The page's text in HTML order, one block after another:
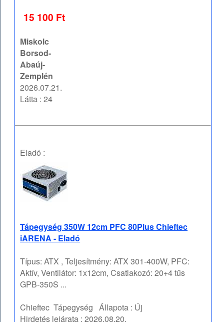
15 100 Ft
Miskolc
Borsod-
Abaúj-
Zemplén
2026.07.21.
Látta : 24
Eladó :
Tápegység 350W 12cm PFC 80Plus Chieftec
iARENA - Eladó
Típus: ATX , Teljesítmény: ATX 301-400W, PFC:
Aktív, Ventilátor: 1x12cm, Csatlakozó: 20+4 tűs
GPB-350S ...
Chieftec Tápegység Állapota : Új
Hirdetés lejárata :2026.08.20.